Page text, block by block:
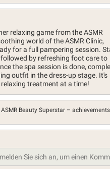
relaxing game from the ASMR
world of the ASMR Clinic,
for a full pampering session.
by refreshing foot care to
the spa session is done,
outfit in the dress-up stage. It's
treatment at a time!
ASMR Beauty Superstar –